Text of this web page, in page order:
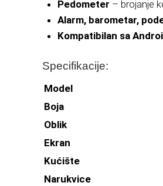
Pedometer – brojanje
Alarm, barometar,
Kompatibilan sa
Specifikacije:
Model
Boja
Oblik
Ekran
Kućište
Narukvice